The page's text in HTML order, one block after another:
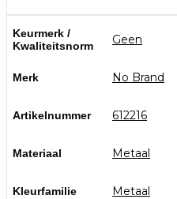
Keurmerk /
Kwaliteitsnorm
Geen
Merk No Brand
Artikelnummer 612216
Materiaal Metaal
Kleurfamilie Metaal